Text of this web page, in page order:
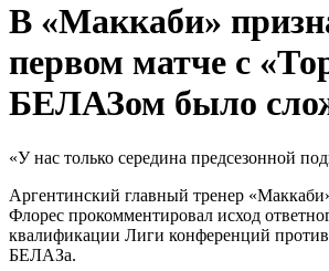
В «Маккаби»
первом матче с
БЕЛАЗом было
«У нас только середина предсезонной
Аргентинский главный тренер
Флорес прокомментировал исход
квалификации Лиги конференций
БЕЛАЗа.